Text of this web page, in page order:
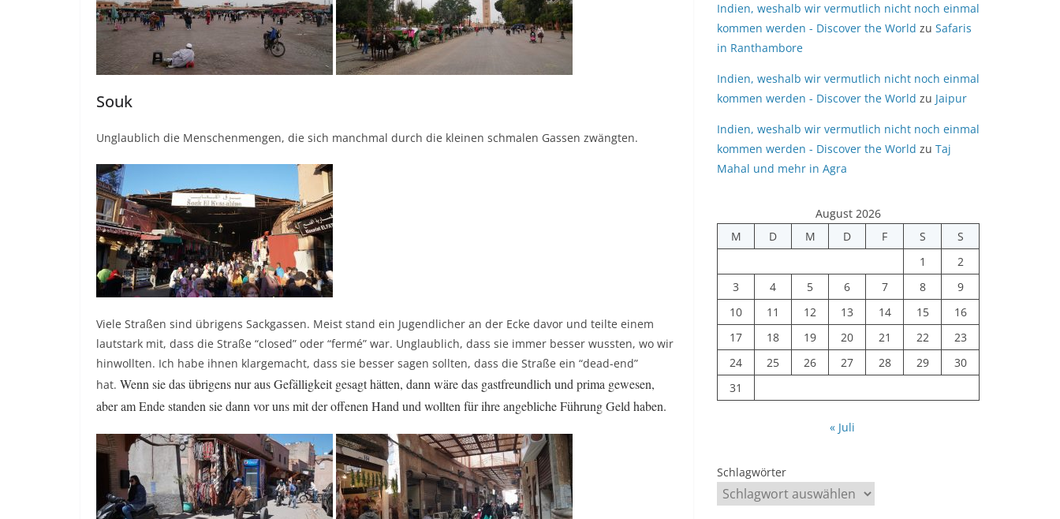
Souk
Unglaublich die Menschenmengen, die sich manchmal durch die kleinen schmalen Gassen zwängten.
Viele Straßen sind übrigens Sackgassen. Meist stand ein Jugendlicher an der Ecke davor und teilte einem
lautstark mit, dass die Straße “closed” oder “fermé” war. Unglaublich, dass sie immer besser wussten, wo wir
hinwollten. Ich habe ihnen klargemacht, dass sie besser sagen sollten, dass die Straße ein “dead-end”
hat. Wenn sie das übrigens nur aus Gefälligkeit gesagt hätten, dann wäre das gastfreundlich und prima gewesen,
aber am Ende standen sie dann vor uns mit der offenen Hand und wollten für ihre angebliche Führung Geld haben.
Indien, weshalb wir vermutlich nicht noch einmal
kommen werden - Discover the World zu Safaris
in Ranthambore
Indien, weshalb wir vermutlich nicht noch einmal
kommen werden - Discover the World zu Jaipur
Indien, weshalb wir vermutlich nicht noch einmal
kommen werden - Discover the World zu Taj
Mahal und mehr in Agra
August 2026
M
D M D F S
S
1
2
3
4 5 6 7 8
9
10
11 12 13 14 15
16
17
18 19 20 21 22
23
24
25 26 27 28 29
30
31
« Juli
Schlagwörter